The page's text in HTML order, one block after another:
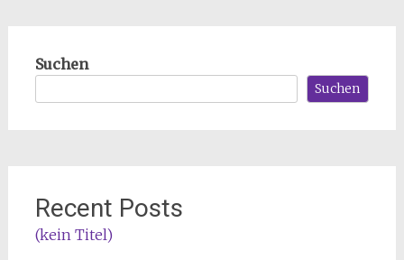
Suchen
Suchen
Recent Posts
(kein Titel)